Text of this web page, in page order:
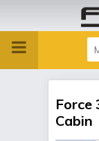
Force
Cabin